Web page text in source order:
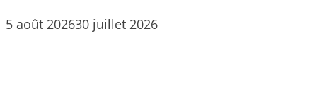
5 août 202630 juillet 2026